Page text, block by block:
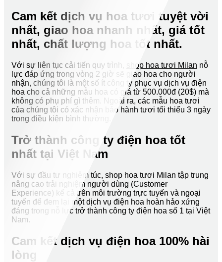
Cam kết dịch vụ hoa tươi tuyệt vời
nhất, giao hoa nhanh nhất, giá tốt
nhất, chất lượng hoa tốt nhất.
Với sự liên tục cải tiến quy trình, shop hoa tươi Milan nỗ
lực đáp ứng trong vòng 2 giờ sẽ giao hoa cho người
nhận, chúng tôi là một số ít công ty phục vụ dịch vụ điện
hoa cho cả những mẫu hoa có giá từ 500.000đ (20$) mà
không có phụ phí gì thêm. Ngoài ra, các mẫu hoa tươi
của chúng tôi có xác nhận bảo hành tươi tối thiểu 3 ngày
trong điều kiện bình thường.
Trở thành công ty điện hoa tốt
nhất tại Việt Nam
Với sự đầu tư nghiêm túc, shop hoa tươi Milan tập trung
nâng cao trải nghiệm người dùng (Customer
Experience) kể cả trên môi trường trực tuyến và ngoại
tuyến để đem lại một dịch vụ điện hoa hoàn hảo xứng
đáng trong nỗ lực trở thành công ty điện hoa số 1 tại Việt
Nam.
Cam kết dịch vụ điện hoa 100% hài
lòng